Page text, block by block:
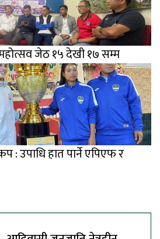
महोत्सव जेठ १५ देखी १७ सम्म
: उपाधि हात पार्ने एपिएफ र